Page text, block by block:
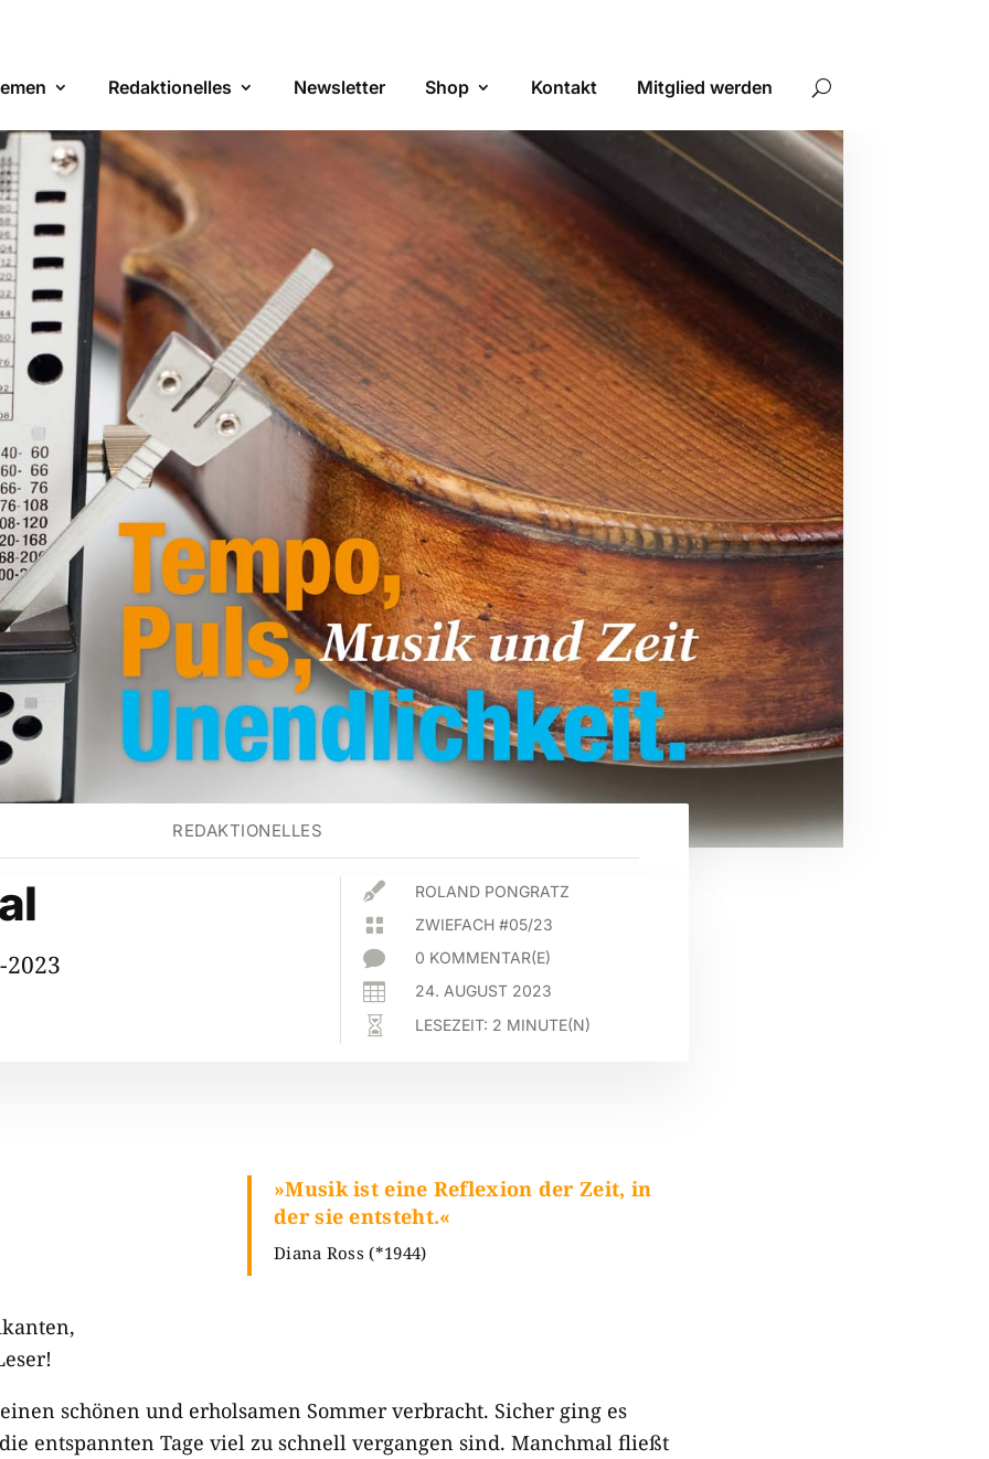
Redaktionelles Newsletter Shop Kontakt Mitglied werden
REDAKTIONELLES
 ROLAND PONGRATZ
 ZWIEFACH #05/23
 0 KOMMENTAR(E)
 24. AUGUST 2023
 LESEZEIT: 2 MINUTE(N)
»Musik ist eine Reflexion der Zeit, in
der sie entsteht.«
Diana Ross (*1944)
schönen und erholsamen Sommer verbracht. Sicher ging es
entspannten Tage viel zu schnell vergangen sind. Manchmal fließt